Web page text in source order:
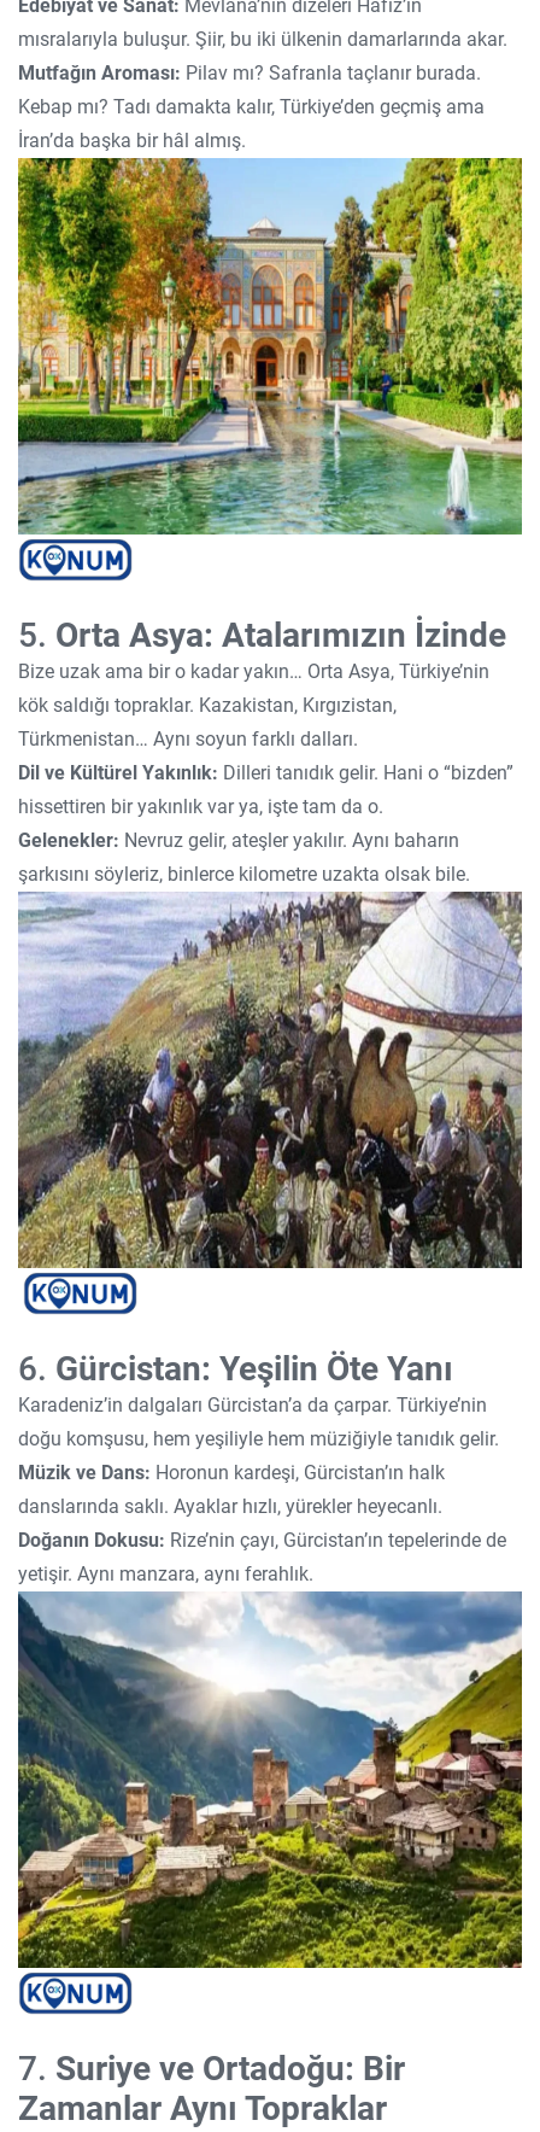
Edebiyat ve Sanat: Mevlana’nın dizeleri Hafız’ın
mısralarıyla buluşur. Şiir, bu iki ülkenin damarlarında akar.
Mutfağın Aroması: Pilav mı? Safranla taçlanır burada.
Kebap mı? Tadı damakta kalır, Türkiye’den geçmiş ama
İran’da başka bir hâl almış.
5. Orta Asya: Atalarımızın İzinde
Bize uzak ama bir o kadar yakın… Orta Asya, Türkiye’nin
kök saldığı topraklar. Kazakistan, Kırgızistan,
Türkmenistan… Aynı soyun farklı dalları.
Dil ve Kültürel Yakınlık: Dilleri tanıdık gelir. Hani o “bizden”
hissettiren bir yakınlık var ya, işte tam da o.
Gelenekler: Nevruz gelir, ateşler yakılır. Aynı baharın
şarkısını söyleriz, binlerce kilometre uzakta olsak bile.
6. Gürcistan: Yeşilin Öte Yanı
Karadeniz’in dalgaları Gürcistan’a da çarpar. Türkiye’nin
doğu komşusu, hem yeşiliyle hem müziğiyle tanıdık gelir.
Müzik ve Dans: Horonun kardeşi, Gürcistan’ın halk
danslarında saklı. Ayaklar hızlı, yürekler heyecanlı.
Doğanın Dokusu: Rize’nin çayı, Gürcistan’ın tepelerinde de
yetişir. Aynı manzara, aynı ferahlık.
7. Suriye ve Ortadoğu: Bir
Zamanlar Aynı Topraklar